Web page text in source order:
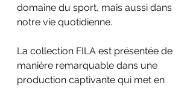
domaine du sport, mais aussi dans
notre vie quotidienne.
La collection FILA est présentée de
manière remarquable dans une
production captivante qui met en